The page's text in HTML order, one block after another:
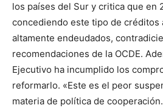
los países del Sur y critica que en
concediendo este tipo de créditos
altamente endeudados,
recomendaciones de la OCDE.
Ejecutivo ha incumplido los
reformarlo. «Este es el peor
materia de política de